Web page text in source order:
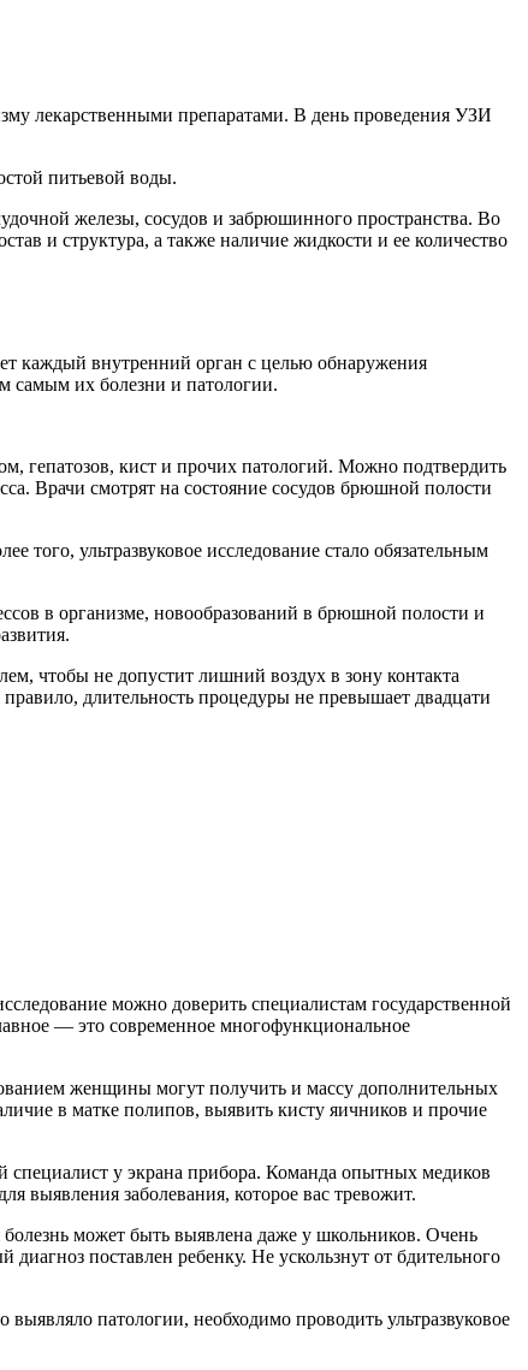
лекарственными препаратами. В день проведения УЗИ
питьевой воды.
железы, сосудов и забрюшинного пространства. Во
и структура, а также наличие жидкости и ее количество
каждый внутренний орган с целью обнаружения
самым их болезни и патологии.
гепатозов, кист и прочих патологий. Можно подтвердить
Врачи смотрят на состояние сосудов брюшной полости
ультразвуковое исследование стало обязательным
в организме, новообразований в брюшной полости и
чтобы не допустит лишний воздух в зону контакта
длительность процедуры не превышает двадцати
можно доверить специалистам государственной
— это современное многофункциональное
женщины могут получить и массу дополнительных
в матке полипов, выявить кисту яичников и прочие
специалист у экрана прибора. Команда опытных медиков
выявления заболевания, которое вас тревожит.
может быть выявлена даже у школьников. Очень
поставлен ребенку. Не ускользнут от бдительного
патологии, необходимо проводить ультразвуковое